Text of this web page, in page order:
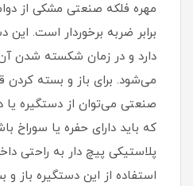
مهره فلکه صنعتی مشکی از
برابر ضربه برخوردار است.
دارد و در زمان شکسته شدن
می‌شود. برای باز و بسته
صنعتی می‌توان از دستگیره یا
که باید دارای حفره یا سوراخ
پلاستیکی پیچ دار به راحتی
استفاده از این دستگیره باز